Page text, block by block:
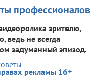
профессионалов
зрителю,
ведь не всегда
задуманный эпизод.
рекламы 16+